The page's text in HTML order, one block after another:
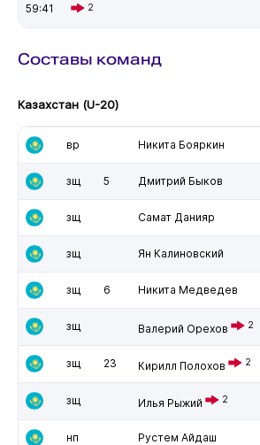
59:41 2
Составы команд
Казахстан (U-20)
вр Никита Бояркин
зщ 5 Дмитрий Быков
зщ Самат Данияр
зщ Ян Калиновский
зщ 6 Никита Медведев
зщ Валерий Орехов 2
зщ 23 Кирилл Полохов 2
зщ Илья Рыжий 2
нп Рустем Айдаш